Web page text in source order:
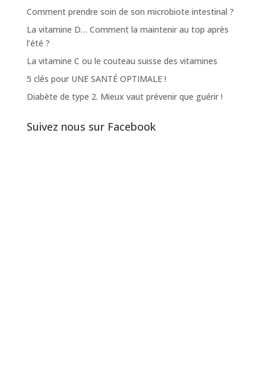
Comment prendre soin de son microbiote intestinal ?
La vitamine D… Comment la maintenir au top après
l’été ?
La vitamine C ou le couteau suisse des vitamines
5 clés pour UNE SANTÉ OPTIMALE !
Diabète de type 2. Mieux vaut prévenir que guérir !
Suivez nous sur Facebook